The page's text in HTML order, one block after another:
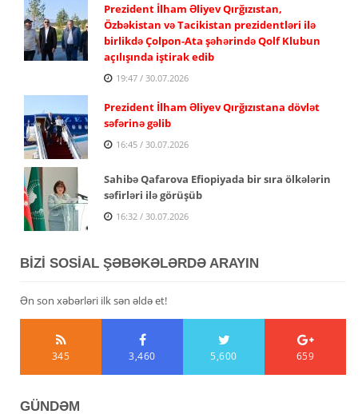
Prezident İlham Əliyev Qırğızıstan,
Özbəkistan və Tacikistan prezidentləri ilə
birlikdə Çolpon-Ata şəhərində Qolf Klubun
açılışında iştirak edib
19:47 / 30.07.2026
Prezident İlham Əliyev Qırğızıstana dövlət
səfərinə gəlib
16:45 / 30.07.2026
Sahibə Qafarova Efiopiyada bir sıra ölkələrin
səfirləri ilə görüşüb
16:32 / 30.07.2026
BİZİ SOSİAL ŞƏBƏKƏLƏRDƏ ARAYIN
Ən son xəbərləri ilk sən əldə et!
345 3,460 5,600 659
GÜNDƏM